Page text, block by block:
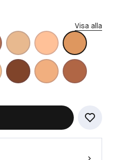
Visa alla